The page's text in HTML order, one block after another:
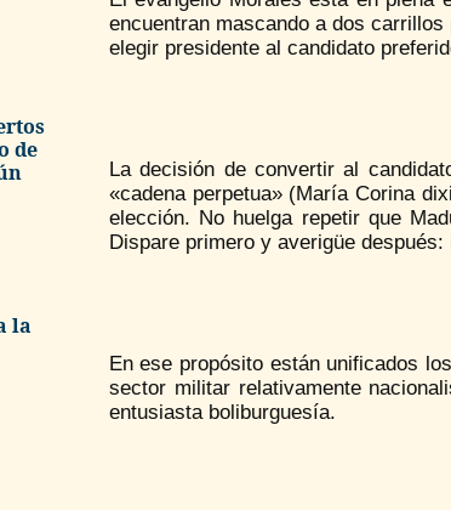
de
la
encuentran mascando a dos
elegir presidente al candidato
La decisión de convertir al
«cadena perpetua» (María Corina
elección. No huelga repetir que
Dispare primero y averigüe
En ese propósito están unificados
sector militar relativamente
entusiasta boliburguesía.